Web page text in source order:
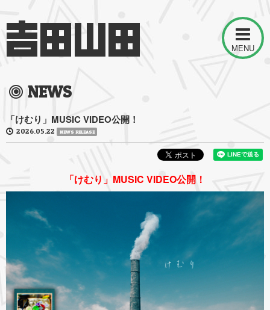
MENU
NEWS
「けむり」MUSIC VIDEO公開！
2026.05.22 NEWS RELEASE
「けむり」MUSIC VIDEO公開！